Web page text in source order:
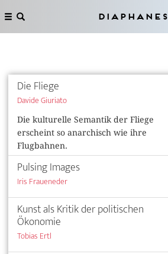
Diaphanes
Die Fliege
Davide Giuriato
Die kulturelle Semantik der Fliege
erscheint so anarchisch wie ihre
Flugbahnen.
Pulsing Images
Iris Fraueneder
Kunst als Kritik der politischen
Ökonomie
Tobias Ertl